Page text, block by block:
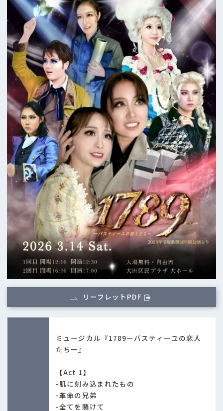
リーフレットPDF
ミュージカル『1789ーバスティーユの恋人
たちー』
【Act 1】
-肌に刻み込まれたもの
-革命の兄弟
-全てを賭けて